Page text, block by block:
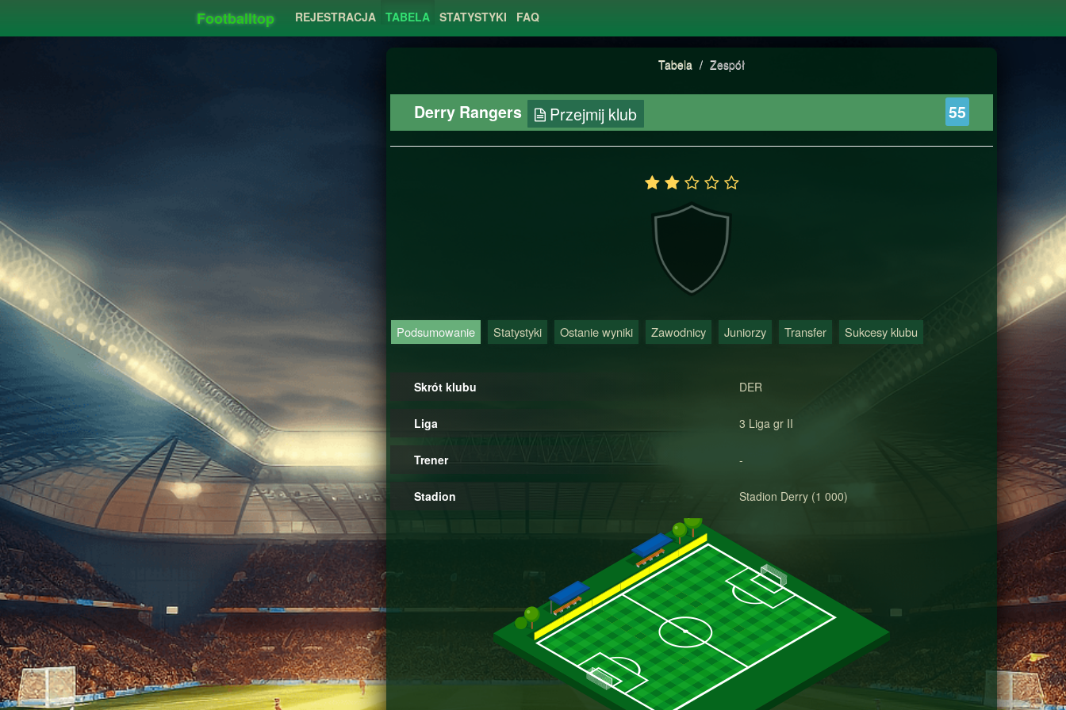
Footballtop REJESTRACJA TABELA STATYSTYKI FAQ
Tabela / Zespół
Derry Rangers Przejmij klub 55
Podsumowanie Statystyki Ostanie wyniki Zawodnicy Juniorzy Transfer Sukcesy klubu
Skrót klubu DER
Liga 3 Liga gr II
Trener -
Stadion Stadion Derry (1 000)